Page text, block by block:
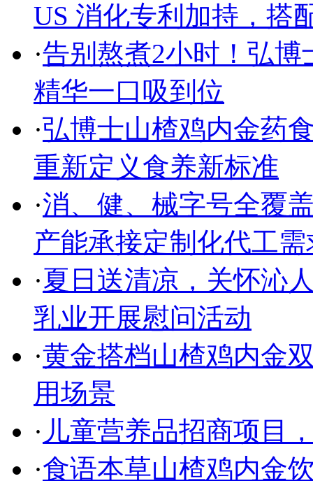
US 消化专利加持，搭
·告别熬煮2小时！弘
精华一口吸到位
·弘博士山楂鸡内金药
重新定义食养新标准
·消、健、械字号全覆
产能承接定制化代工需
·夏日送清凉，关怀沁
乳业开展慰问活动
·黄金搭档山楂鸡内金
用场景
· 儿童营养品招商项目
·食语本草山楂鸡内金